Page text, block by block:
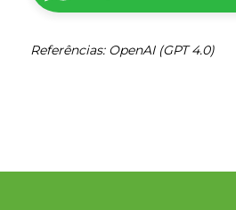
Referências: OpenAI (GPT 4.0)